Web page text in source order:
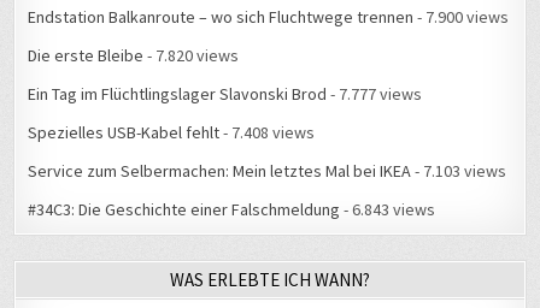
Endstation Balkanroute – wo sich Fluchtwege trennen - 7.900 views
Die erste Bleibe - 7.820 views
Ein Tag im Flüchtlingslager Slavonski Brod - 7.777 views
Spezielles USB-Kabel fehlt- 7.408 views
Service zum Selbermachen: Mein letztes Mal bei IKEA- 7.103 views
#34C3: Die Geschichte einer Falschmeldung - 6.843 views
WAS ERLEBTE ICH WANN?